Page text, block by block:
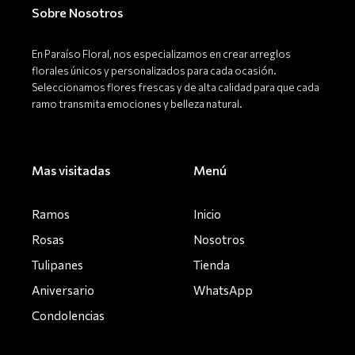
Sobre Nosotros
En Paraíso Floral, nos especializamos en crear arreglos
florales únicos y personalizados para cada ocasión.
Seleccionamos flores frescas y de alta calidad para que cada
ramo transmita emociones y belleza natural.
Mas visitadas
Ramos
Rosas
Tulipanes
Aniversario
Condolencias
Menú
Inicio
Nosotros
Tienda
WhatsApp